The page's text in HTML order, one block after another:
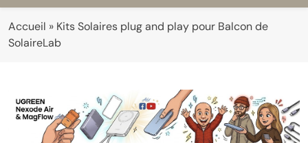
Accueil » Kits Solaires plug and play pour Balcon de
SolaireLab